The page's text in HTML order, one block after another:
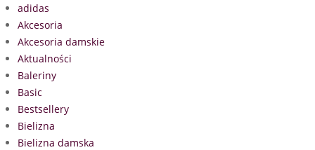
adidas
Akcesoria
Akcesoria damskie
Aktualności
Baleriny
Basic
Bestsellery
Bielizna
Bielizna damska